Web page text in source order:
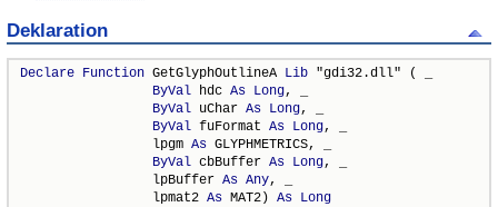
Deklaration
Declare Function GetGlyphOutlineA Lib "gdi32.dll" ( _
ByVal hdc As Long, _
ByVal uChar As Long, _
ByVal fuFormat As Long, _
                 lpgm
As GLYPHMETRICS, _
ByVal cbBuffer As Long, _
                 lpBuffer
As Any, _
                 lpmat2
As MAT2) As Long